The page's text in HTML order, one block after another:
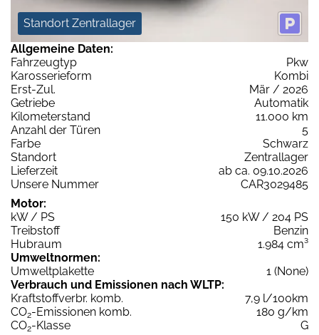
Standort Zentrallager
Allgemeine Daten:
Fahrzeugtyp
Pkw
Karosserieform
Kombi
Erst-Zul.
Mär / 2026
Getriebe
Automatik
Kilometerstand
11.000 km
Anzahl der Türen
5
Farbe
Schwarz
Standort
Zentrallager
Lieferzeit
ab ca. 09.10.2026
Unsere Nummer
CAR3029485
Motor:
kW / PS
150 kW / 204 PS
Treibstoff
Benzin
Hubraum
1.984 cm³
Umweltnormen:
Umweltplakette
1 (None)
Verbrauch und Emissionen nach WLTP:
Kraftstoffverbr. komb.
7,9 l/100km
CO2-Emissionen komb.
180 g/km
CO2-Klasse
G